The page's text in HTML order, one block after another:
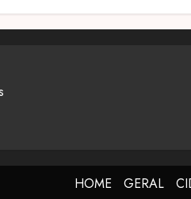
HOME GERAL